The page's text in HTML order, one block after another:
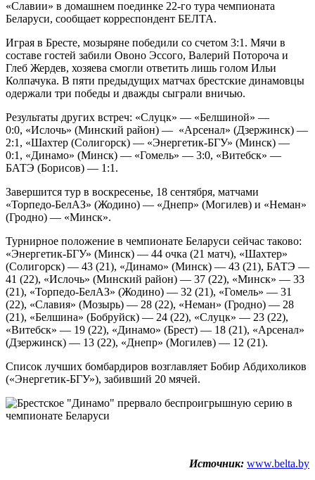
«Славии» в домашнем поединке 22-го тура чемпионата
Беларуси, сообщает корреспондент БЕЛТА.
Играя в Бресте, мозыряне победили со счетом 3:1. Мячи в
составе гостей забили Овоно Эссого, Валерий Потороча и
Глеб Жердев, хозяева смогли ответить лишь голом Ильи
Колпачука. В пяти предыдущих матчах брестские динамовцы
одержали три победы и дважды сыграли вничью.
Результаты других встреч: «Слуцк» — «Белшиной» —
0:0, «Ислочь» (Минский район) — «Арсенал» (Дзержинск) —
2:1, «Шахтер (Солигорск) — «Энергетик-БГУ» (Минск) —
0:1, «Динамо» (Минск) — «Гомель» — 3:0, «Витебск» —
БАТЭ (Борисов) — 1:1.
Завершится тур в воскресенье, 18 сентября, матчами
«Торпедо-БелАЗ» (Жодино) — «Днепр» (Могилев) и «Неман»
(Гродно) — «Минск».
Турнирное положение в чемпионате Беларуси сейчас таково:
«Энергетик-БГУ» (Минск) — 44 очка (21 матч), «Шахтер»
(Солигорск) — 43 (21), «Динамо» (Минск) — 43 (21), БАТЭ —
41 (22), «Ислочь» (Минский район) — 37 (22), «Минск» — 33
(21), «Торпедо-БелАЗ» (Жодино) — 32 (21), «Гомель» — 31
(22), «Славия» (Мозырь) — 28 (22), «Неман» (Гродно) — 28
(21), «Белшина» (Бобруйск) — 24 (22), «Слуцк» — 23 (22),
«Витебск» — 19 (22), «Динамо» (Брест) — 18 (21), «Арсенал»
(Дзержинск) — 13 (22), «Днепр» (Могилев) — 12 (21).
Список лучших бомбардиров возглавляет Бобир Абдихоликов
(«Энергетик-БГУ»), забивший 20 мячей.
Источник: www.belta.by